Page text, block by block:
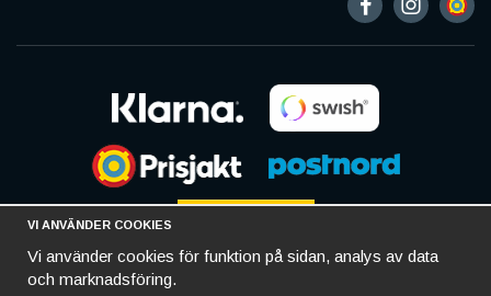
VI ANVÄNDER COOKIES
Vi använder cookies för funktion på sidan, analys av data
och marknadsföring.